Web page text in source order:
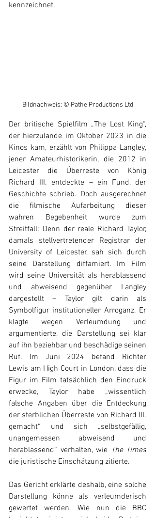
kennzeichnet.
Bildnachweis: © Pathe Productions Ltd
Der britische Spielfilm „The Lost King“,
der hierzulande im Oktober 2023 in die
Kinos kam, erzählt von Philippa Langley,
jener Amateurhistorikerin, die 2012 in
Leicester die Überreste von König
Richard III. entdeckte – ein Fund, der
Geschichte schrieb. Doch ausgerechnet
die filmische Aufarbeitung dieser
wahren Begebenheit wurde zum
Streitfall: Denn der reale Richard Taylor,
damals stellvertretender Registrar der
University of Leicester, sah sich durch
seine Darstellung diffamiert. Im Film
wird seine Universität als herablassend
und abweisend gegenüber Langley
dargestellt – Taylor gilt darin als
Symbolfigur institutioneller Arroganz. Er
klagte wegen Verleumdung und
argumentierte, die Darstellung sei klar
auf ihn beziehbar und beschädige seinen
Ruf. Im Juni 2024 befand Richter
Lewis am High Court in London, dass die
Figur im Film tatsächlich den Eindruck
erwecke, Taylor habe „wissentlich
falsche Angaben über die Entdeckung
der sterblichen Überreste von Richard III.
gemacht“ und sich „selbstgefällig,
unangemessen abweisend und
herablassend“ verhalten, wie
die juristische Einschätzung zitierte.
Das Gericht erklärte deshalb, eine solche
Darstellung könne als verleumderisch
gewertet werden. Wie nun die BBC